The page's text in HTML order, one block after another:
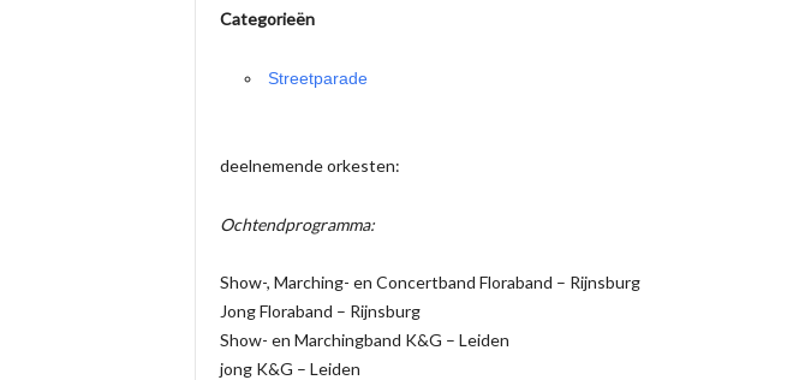
Categorieën
Streetparade
deelnemende orkesten:
Ochtendprogramma:
Show-, Marching- en Concertband Floraband – Rijnsburg
Jong Floraband – Rijnsburg
Show- en Marchingband K&G – Leiden
jong K&G – Leiden